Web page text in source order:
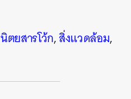
นิตยสารโว้ก,สิ่งแวดล้อม,